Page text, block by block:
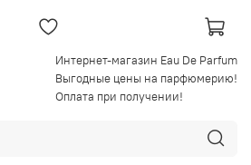
Интернет-магазин Eau De Parfum
Выгодные цены на парфюмерию!
Оплата при получении!